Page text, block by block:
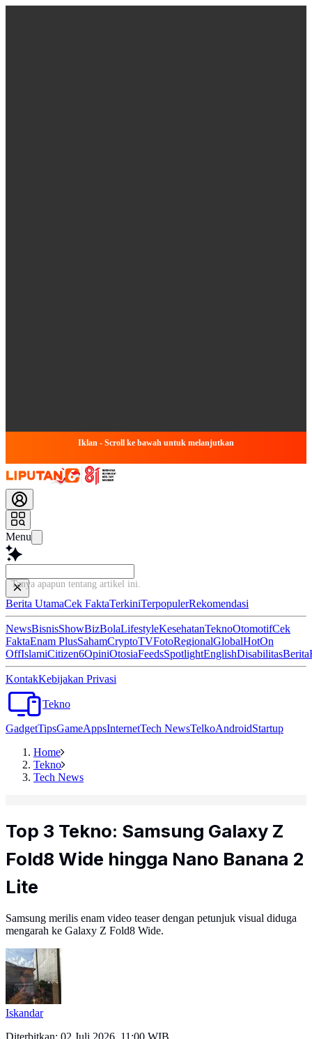
Iklan - Scroll ke bawah untuk melanjutkan
Menu
Tanya apapun tentang artikel ini...
Berita UtamaCek FaktaTerkiniTerpopulerRekomendasi
NewsBisnisShowBizBolaLifestyleKesehatanTeknoOtomotifCek
FaktaEnam PlusSahamCryptoTVFotoRegionalGlobalHotOn
OffIslamiCitizen6OpiniOtosiaFeedsSpotlightEnglishDisabilitasBerita
KontakKebijakan Privasi
Tekno
GadgetTipsGameAppsInternetTech NewsTelkoAndroidStartup
Home
Tekno
Tech News
Top 3 Tekno: Samsung Galaxy Z
Fold8 Wide hingga Nano Banana 2
Lite
Samsung merilis enam video teaser dengan petunjuk visual diduga
mengarah ke Galaxy Z Fold8 Wide.
Iskandar